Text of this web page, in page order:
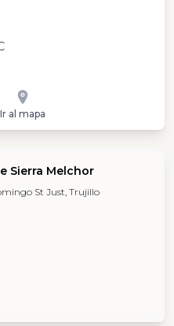
Ir al mapa
Sierra Melchor
St Just, Trujillo